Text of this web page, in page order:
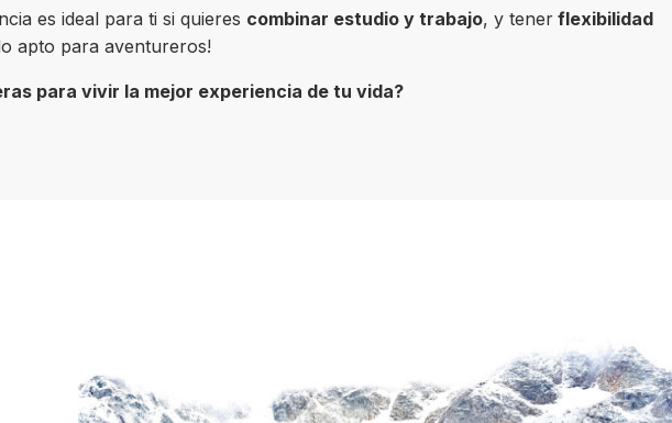
es ideal para ti si quieres combinar estudio y trabajo, y tenerflexibilidad
apto para aventureros!
para vivir la mejor experiencia de tu vida?